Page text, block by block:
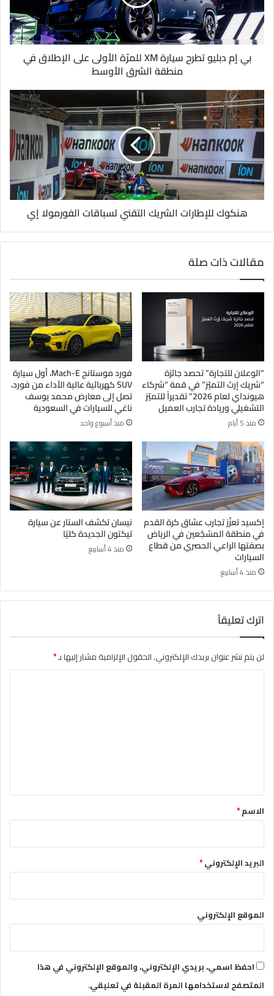
ك
ت
بي إم دبليو تطرح سيارة XM للمرّة الأولى على الإطلاق في
منطقة الشرق الأوسط
هنكوك للإطارات الشريك التقني لسباقات الفورمولا إي
مقالات ذات صلة
“الوعلان للتجارة” تحصد جائزة
“شريك إرث التميّز” في قمة “شركاء
هيونداي لعام 2026” تقديراً للتميّز
التشغيلي وريادة تجارب العميل
منذ 5 أيام
فورد موستانج Mach-E، أول سيارة
SUV كهربائية عالية الأداء من فورد،
تصل إلى معارض محمد يوسف
ناغي للسيارات في السعودية
منذ أسبوع واحد
إكسيد تعزّز تجارب عشاق كرة القدم
في منطقة المشجّعين في الرياض
بصفتها الراعي الحصري من قطاع
السيارات
منذ 4 أسابيع
نيسان تكشف الستار عن سيارة
تيكتون الجديدة كليًا
منذ 4 أسابيع
اترك تعليقاً
لن يتم نشر عنوان بريدك الإلكتروني.الحقول الإلزامية مشار إليها بـ*
*الاسم*
البريد الإلكتروني*
الموقع الإلكتروني
احفظ اسمي، بريدي الإلكتروني، والموقع الإلكتروني في هذا
المتصفح لاستخدامها المرة المقبلة في تعليقي.